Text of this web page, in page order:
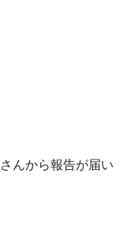
んから報告が届い